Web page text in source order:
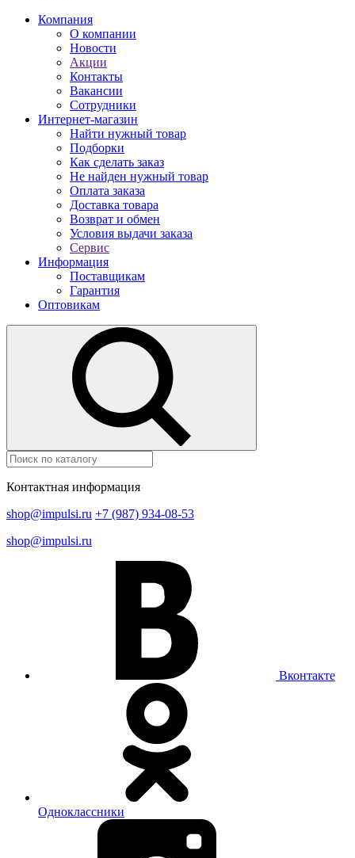
Компания
О компании
Новости
Акции
Контакты
Вакансии
Сотрудники
Интернет-магазин
Найти нужный товар
Подборки
Как сделать заказ
Не найден нужный товар
Оплата заказа
Доставка товара
Возврат и обмен
Условия выдачи заказа
Сервис
Информация
Поставщикам
Гарантия
Оптовикам
Контактная информация
shop@impulsi.ru +7 (987) 934-08-53
shop@impulsi.ru
Вконтакте
Одноклассники